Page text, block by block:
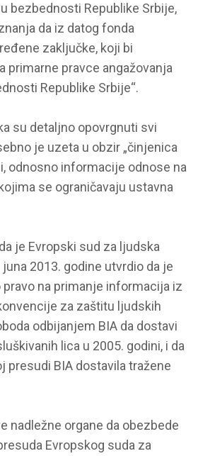
bezbednosti Republike Srbije,
da iz datog fonda
zaključke, koji bi
primarne pravce angažovanja
Republike Srbije“.
su detaljno opovrgnuti svi
je uzeta u obzir „činjenica
odnosno informacije odnose na
se ograničavaju ustavna
je Evropski sud za ljudska
2013. godine utvrdio da je
na primanje informacija iz
za zaštitu ljudskih
odbijanjem BIA da dostavi
lica u 2005. godini, i da
presudi BIA dostavila tražene
nadležne organe da obezbede
Evropskog suda za